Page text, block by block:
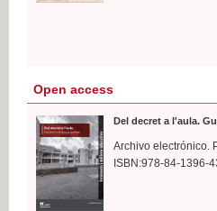
Open access
Del decret a l'aula.
Archivo electrónico.
ISBN:978-84-1396-